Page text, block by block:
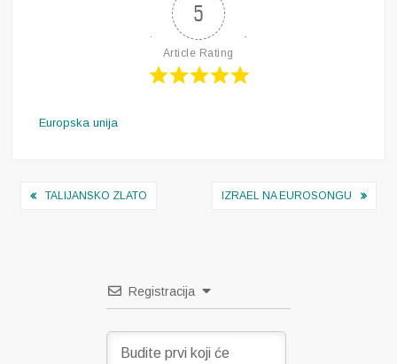
5
Article Rating
Europska unija
Navigacija
TALIJANSKO ZLATO IZRAEL NA EUROSONGU
Registracija